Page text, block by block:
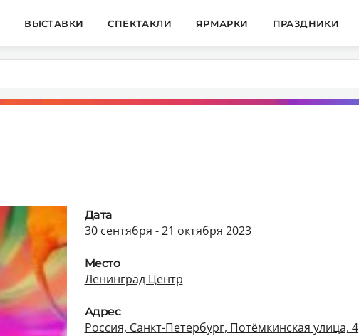
ВЫСТАВКИ СПЕКТАКЛИ ЯРМАРКИ ПРАЗДНИКИ
Дата
30 сентября - 21 октября 2023
Место
Ленинград Центр
Адрес
Россия, Санкт-Петербург, Потёмкинская улица, 4